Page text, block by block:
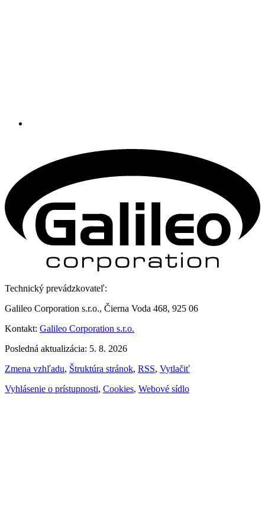
Technický prevádzkovateľ:
Galileo Corporation s.r.o., Čierna Voda 468, 925 06
Kontakt: Galileo Corporation s.r.o.
Posledná aktualizácia: 5. 8. 2026
Zmena vzhľadu, Štruktúra stránok, RSS, Vytlačiť
Vyhlásenie o prístupnosti, Cookies, Webové sídlo